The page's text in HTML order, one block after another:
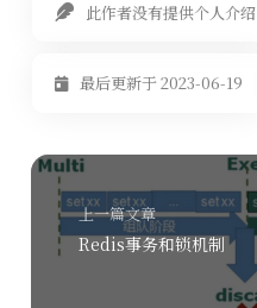
此作者没有提供个人介绍
最后更新于 2023-06-19
上一篇文章
Redis事务和锁机制